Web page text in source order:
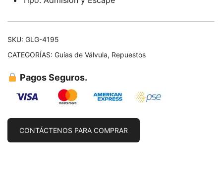
SKU: GLG-4195
CATEGORÍAS: Guías de Válvula, Repuestos
Pagos Seguros.
CONTÁCTENOS PARA COMPRAR